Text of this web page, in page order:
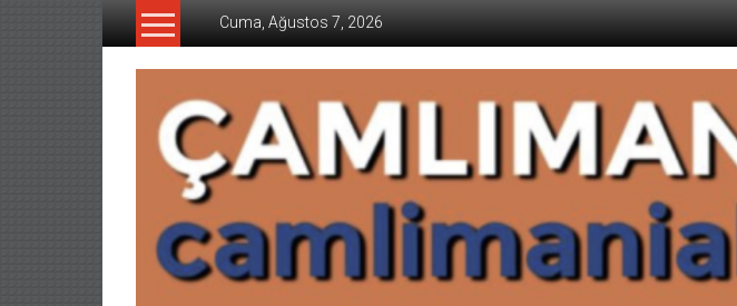
İçeriğe
Cuma, Ağustos 7, 2026
CAMLIMANI
AKADEMI